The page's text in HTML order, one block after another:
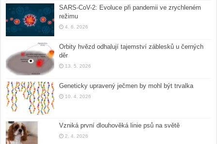
SARS-CoV-2: Evoluce při pandemii ve zrychleném
režimu
4. 6. 2026
Orbity hvězd odhalují tajemství záblesků u černých
děr
13. 5. 2026
Geneticky upravený ječmen by mohl být trvalka
10. 4. 2026
Vzniká první dlouhověká linie psů na světě
2. 4. 2026